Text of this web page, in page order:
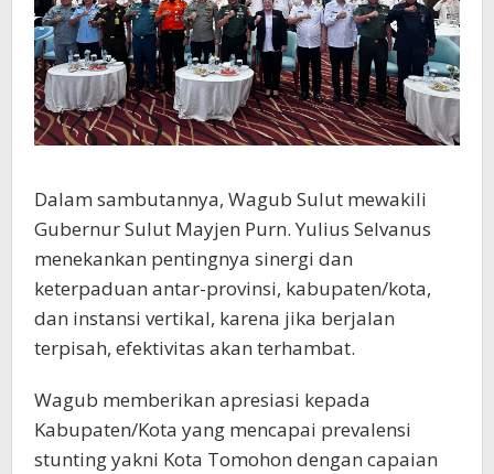
Dalam sambutannya, Wagub Sulut mewakili
Gubernur Sulut Mayjen Purn. Yulius Selvanus
menekankan pentingnya sinergi dan
keterpaduan antar-provinsi, kabupaten/kota,
dan instansi vertikal, karena jika berjalan
terpisah, efektivitas akan terhambat.
Wagub memberikan apresiasi kepada
Kabupaten/Kota yang mencapai prevalensi
stunting yakni Kota Tomohon dengan capaian